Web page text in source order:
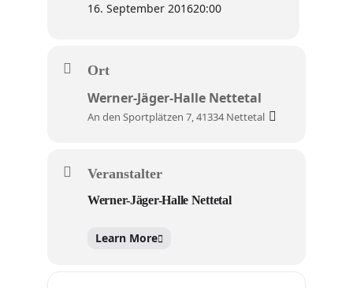
16. September 201620:00
Ort
Werner-Jäger-Halle Nettetal
An den Sportplätzen 7, 41334 Nettetal
Veranstalter
Werner-Jäger-Halle Nettetal
Learn More